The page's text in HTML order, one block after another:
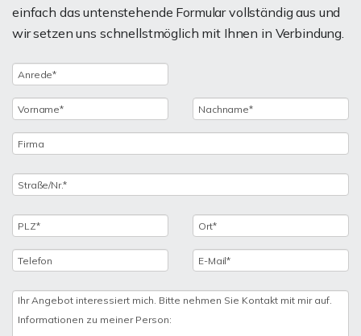
einfach das untenstehende Formular vollständig aus und
wir setzen uns schnellstmöglich mit Ihnen in Verbindung.